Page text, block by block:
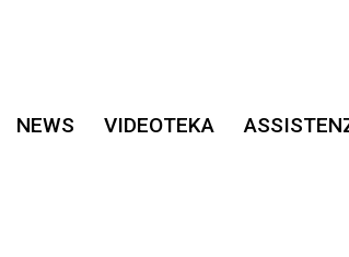
NEWS VIDEOTEKA